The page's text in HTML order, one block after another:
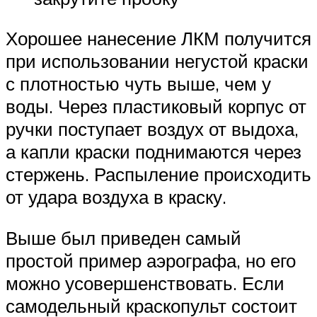
Хорошее нанесение ЛКМ получится
при использовании негустой краски
с плотностью чуть выше, чем у
воды. Через пластиковый корпус от
ручки поступает воздух от выдоха,
а капли краски поднимаются через
стержень. Распыление происходить
от удара воздуха в краску.
Выше был приведен самый
простой пример аэрографа, но его
можно усовершенствовать. Если
самодельный краскопульт состоит